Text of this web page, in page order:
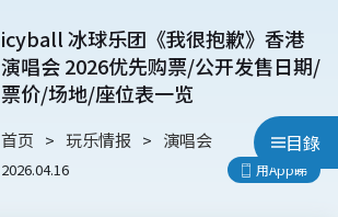
目錄
icyball 冰球乐团《我很抱歉》香港
演唱会 2026优先购票/公开发售日期/
票价/场地/座位表一览
首页 玩乐情报 演唱会
2026.04.16 用App睇